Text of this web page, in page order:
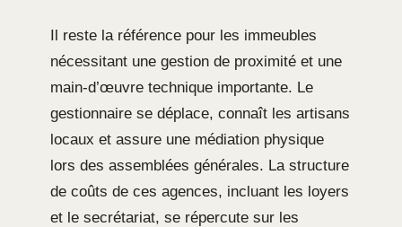
Il reste la référence pour les immeubles
nécessitant une gestion de proximité et une
main-d’œuvre technique importante. Le
gestionnaire se déplace, connaît les artisans
locaux et assure une médiation physique
lors des assemblées générales. La structure
de coûts de ces agences, incluant les loyers
et le secrétariat, se répercute sur les